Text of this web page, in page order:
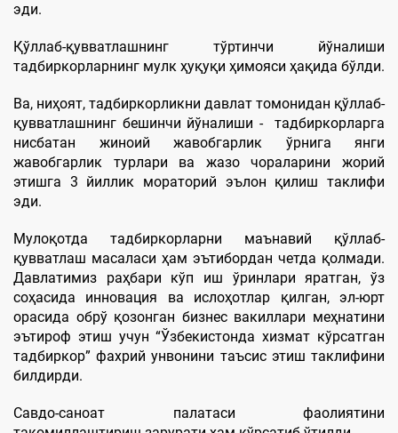
эди.
Қўллаб-қувватлашнинг тўртинчи йўналиши
тадбиркорларнинг мулк ҳуқуқи ҳимояси ҳақида бўлди.
Ва, ниҳоят, тадбиркорликни давлат томонидан қўллаб-
қувватлашнинг бешинчи йўналиши - тадбиркорларга
нисбатан жиноий жавобгарлик ўрнига янги
жавобгарлик турлари ва жазо чораларини жорий
этишга 3 йиллик мораторий эълон қилиш таклифи
эди.
Мулоқотда тадбиркорларни маънавий қўллаб-
қувватлаш масаласи ҳам эътибордан четда қолмади.
Давлатимиз раҳбари кўп иш ўринлари яратган, ўз
соҳасида инновация ва ислоҳотлар қилган, эл-юрт
орасида обрў қозонган бизнес вакиллари меҳнатини
эътироф этиш учун “Ўзбекистонда хизмат кўрсатган
тадбиркор” фахрий унвонини таъсис этиш таклифини
билдирди.
Савдо-саноат палатаси фаолиятини